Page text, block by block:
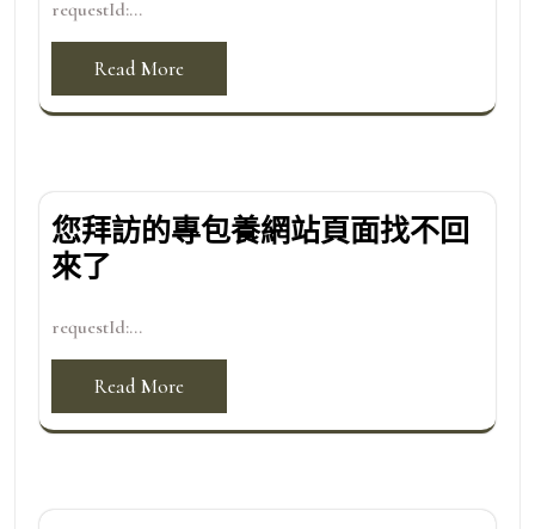
requestId:...
Read More
您拜訪的專包養網站頁面找不回
來了
requestId:...
Read More